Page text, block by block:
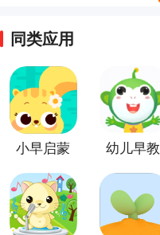
同类应用
小早启蒙 幼儿早教